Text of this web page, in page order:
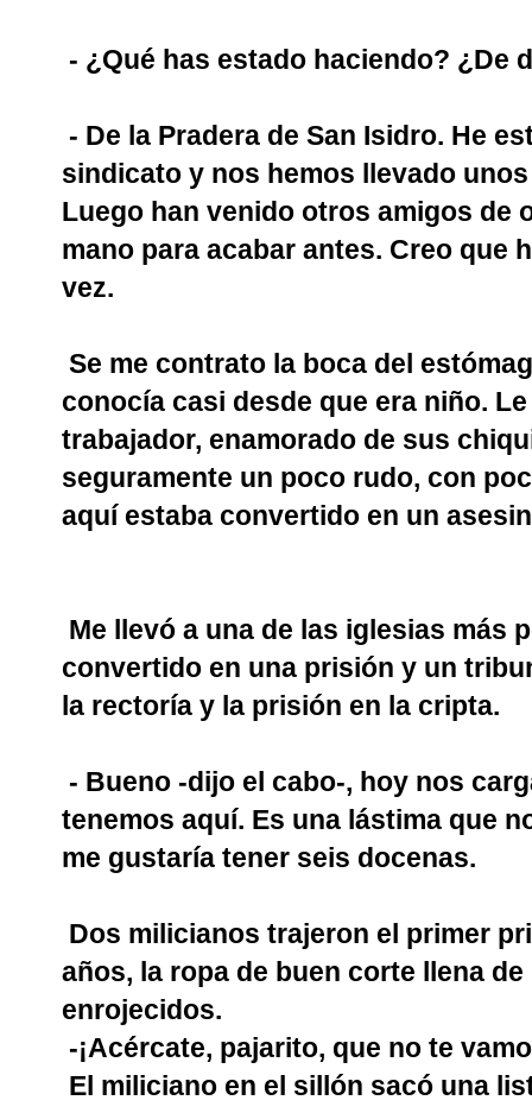
- ¿Qué has estado haciendo? ¿De
- De la Pradera de San Isidro. He
sindicato y nos hemos llevado
Luego han venido otros amigos de
mano para acabar antes. Creo que
vez.
Se me contrato la boca del
conocía casi desde que era niño.
trabajador, enamorado de sus
seguramente un poco rudo, con
aquí estaba convertido en un
Me llevó a una de las iglesias más
convertido en una prisión y un
la rectoría y la prisión en la cripta.
- Bueno -dijo el cabo-, hoy nos
tenemos aquí. Es una lástima que
me gustaría tener seis docenas.
Dos milicianos trajeron el primer
años, la ropa de buen corte llena
enrojecidos.
-¡Acércate, pajarito, que no te
El miliciano en el sillón sacó una